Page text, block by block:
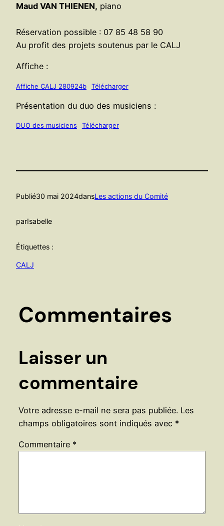
Maud VAN THIENEN, piano
Réservation possible : 07 85 48 58 90
Au profit des projets soutenus par le CALJ
Affiche :
Affiche CALJ 280924b Télécharger
Présentation du duo des musiciens :
DUO des musiciens Télécharger
Publié30 mai 2024dansLes actions du Comité
parIsabelle
Étiquettes :
CALJ
Commentaires
Laisser un
commentaire
Votre adresse e-mail ne sera pas publiée. Les
champs obligatoires sont indiqués avec *
Commentaire *